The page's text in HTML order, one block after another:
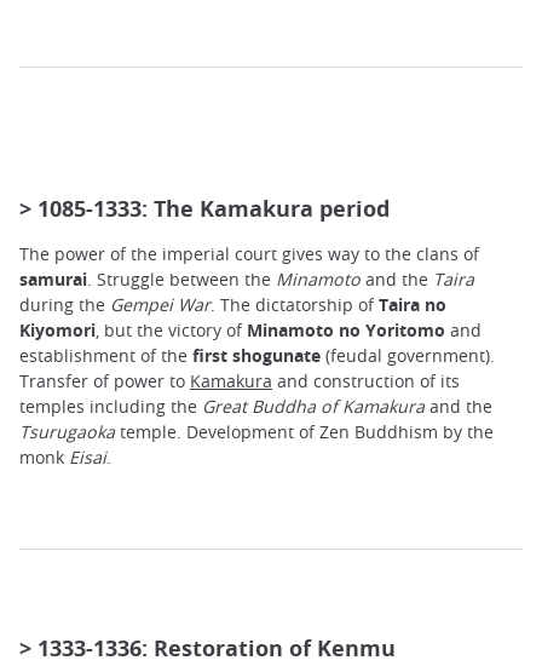
> 1085-1333: The Kamakura period
The power of the imperial court gives way to the clans of
samurai. Struggle between the Minamoto and the Taira
during the Gempei War. The dictatorship ofTaira no
Kiyomori, but the victory of Minamoto no Yoritomo and
establishment of the first shogunate (feudal government).
Transfer of power to Kamakura and construction of its
temples including the Great Buddha of Kamakura and the
Tsurugaoka temple. Development of Zen Buddhism by the
monk Eisai.
> 1333-1336: Restoration of Kenmu